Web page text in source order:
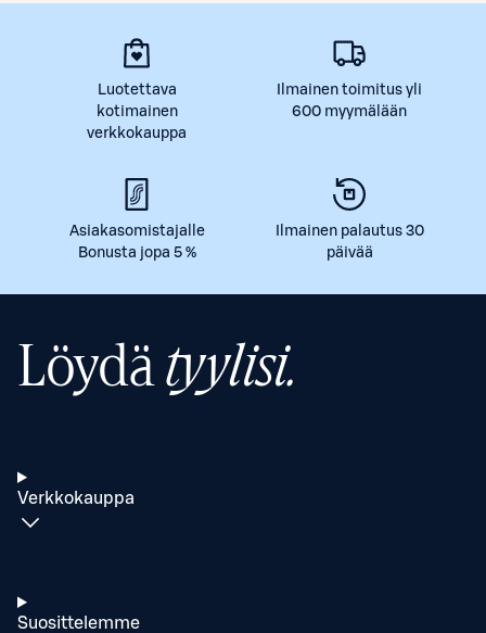
Luotettava
kotimainen
verkkokauppa
Ilmainen toimitus yli
600 myymälään
Asiakasomistajalle
Bonusta jopa 5 %
Ilmainen palautus 30
päivää
Löydätyylisi.
Verkkokauppa
Suosittelemme